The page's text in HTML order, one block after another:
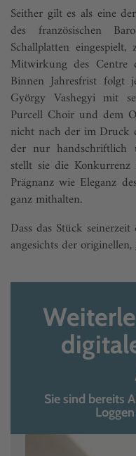
Seither gilt es als eine
des französischen
Schallplatten
Mitwirkung des Centre
Binnen Jahresfrist folgt
György Vashegyi mit
Purcell Choir und dem
nicht nach der im Druck
der nur handschriftlich
stellt sie die
Prägnanz wie Eleganz
ganz mithalten.
Dass das Stück
angesichts der
Sie sind bereits